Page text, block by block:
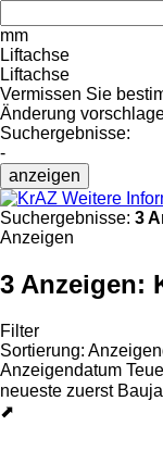
mm
Liftachse
Liftachse
Vermissen Sie
Änderung
Suchergebnisse:
-
anzeigen
Weitere
Suchergebnisse: 3
Anzeigen
3 Anzeigen:
Filter
Sortierung:
Anzeigendatum
neueste zuerst
⬈